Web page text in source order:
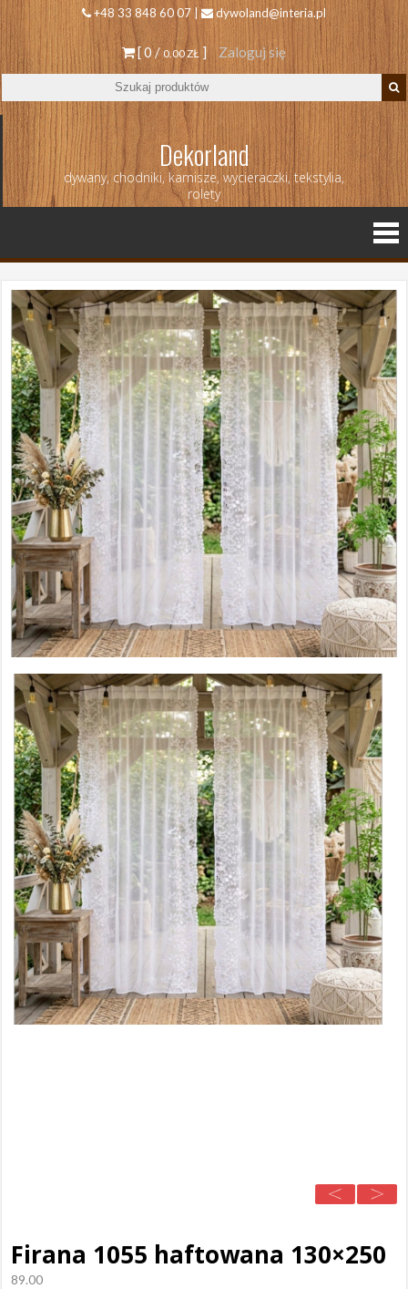
+48 33 848 60 07 | dywoland@interia.pl
[ 0 /0.00 ZŁ ] Zaloguj się
Dekorland
dywany, chodniki, karnisze, wycieraczki, tekstylia,
rolety
Firana 1055 haftowana 130×250
89.00